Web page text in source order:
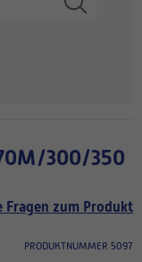
300/350
Fragen zum Produkt
PRODUKTNUMMER 5097